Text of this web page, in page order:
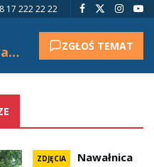
17 222 22 22
Nie udało się pobrać tytułu. ZGŁOŚ TEMAT
ZDJĘCIA
Nawałnica